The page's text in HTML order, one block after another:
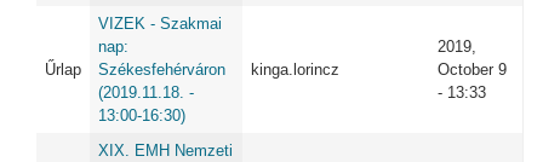
Űrlap
VIZEK - Szakmai
nap:
Székesfehérváron
(2019.11.18. -
13:00-16:30)
kinga.lorincz
2019,
October 9
- 13:33
XIX. EMH Nemzeti